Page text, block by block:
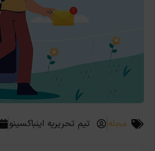
مجله تیم تحریریه اینباکسینو